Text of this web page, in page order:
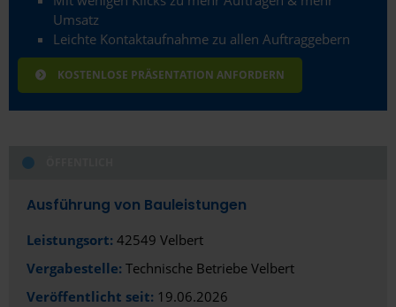
Umsatz
Leichte Kontaktaufnahme zu allen Auftraggebern
KOSTENLOSE PRÄSENTATION ANFORDERN
Ausführung von Bauleistungen
Leistungsort: 42549 Velbert
Vergabestelle: Technische Betriebe Velbert
Veröffentlicht seit: 19.06.2026